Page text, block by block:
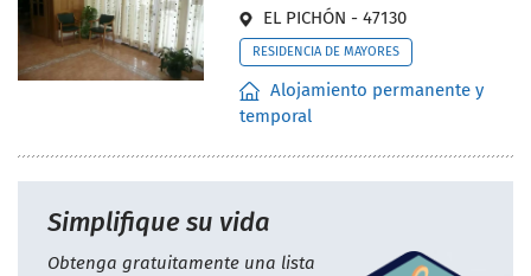
EL PICHÓN - 47130
RESIDENCIA DE MAYORES
Alojamiento permanente y
temporal
Simplifique su vida
Obtenga gratuitamente una lista